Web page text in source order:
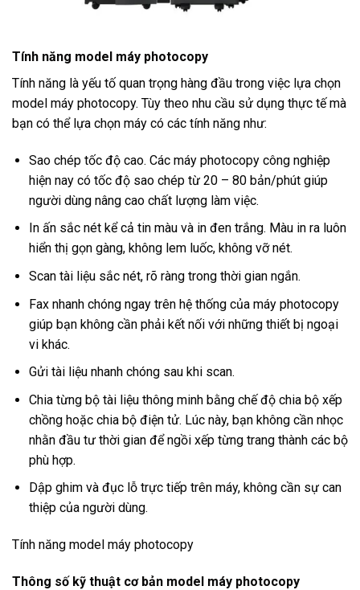
Tính năng model máy photocopy
Tính năng là yếu tố quan trọng hàng đầu trong việc lựa chọn
model máy photocopy. Tùy theo nhu cầu sử dụng thực tế mà
bạn có thể lựa chọn máy có các tính năng như:
Sao chép tốc độ cao. Các máy photocopy công nghiệp
hiện nay có tốc độ sao chép từ 20 – 80 bản/phút giúp
người dùng nâng cao chất lượng làm việc.
In ấn sắc nét kể cả tin màu và in đen trắng. Màu in ra luôn
hiển thị gọn gàng, không lem luốc, không vỡ nét.
Scan tài liệu sắc nét, rõ ràng trong thời gian ngắn.
Fax nhanh chóng ngay trên hệ thống của máy photocopy
giúp bạn không cần phải kết nối với những thiết bị ngoại
vi khác.
Gửi tài liệu nhanh chóng sau khi scan.
Chia từng bộ tài liệu thông minh bằng chế độ chia bộ xếp
chồng hoặc chia bộ điện tử. Lúc này, bạn không cần nhọc
nhằn đầu tư thời gian để ngồi xếp từng trang thành các bộ
phù hợp.
Dập ghim và đục lỗ trực tiếp trên máy, không cần sự can
thiệp của người dùng.
Tính năng model máy photocopy
Thông số kỹ thuật cơ bản model máy photocopy